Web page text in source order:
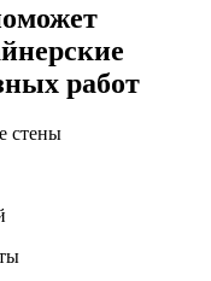
работ
стены